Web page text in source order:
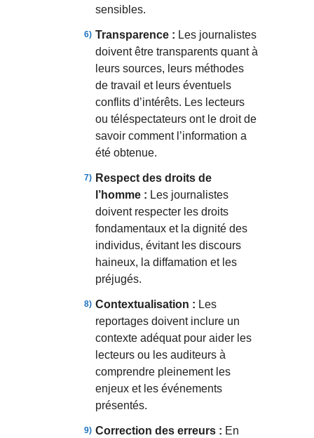
sensibles.
Transparence : Les journalistes
doivent être transparents quant à
leurs sources, leurs méthodes
de travail et leurs éventuels
conflits d’intérêts. Les lecteurs
ou téléspectateurs ont le droit de
savoir comment l’information a
été obtenue.
Respect des droits de
l’homme : Les journalistes
doivent respecter les droits
fondamentaux et la dignité des
individus, évitant les discours
haineux, la diffamation et les
préjugés.
Contextualisation : Les
reportages doivent inclure un
contexte adéquat pour aider les
lecteurs ou les auditeurs à
comprendre pleinement les
enjeux et les événements
présentés.
Correction des erreurs : En